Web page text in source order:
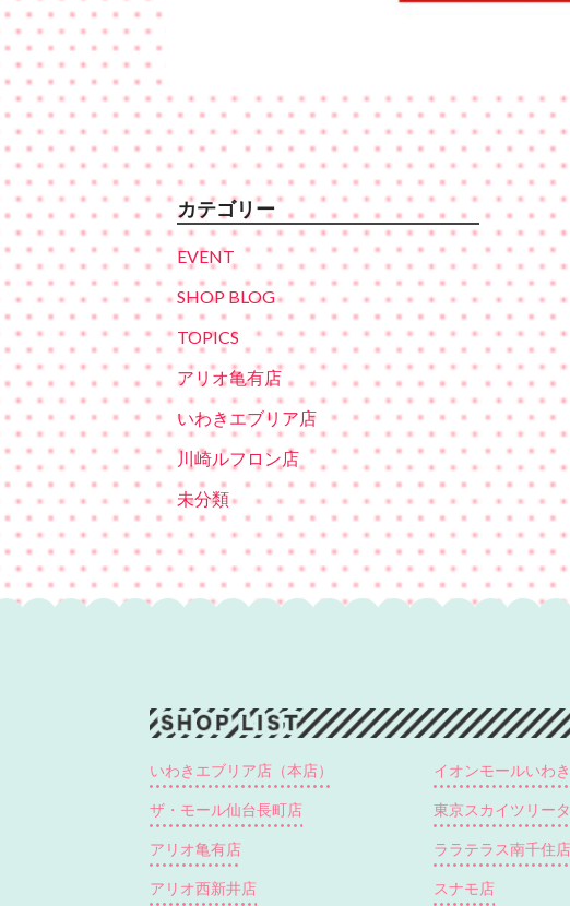
カテゴリー
EVENT
SHOP BLOG
TOPICS
アリオ亀有店
いわきエブリア店
川崎ルフロン店
未分類
いわきエブリア店（本店） イオンモールいわ
ザ・モール仙台長町店 東京スカイツリー
アリオ亀有店 ララテラス南千住店
アリオ西新井店 スナモ店